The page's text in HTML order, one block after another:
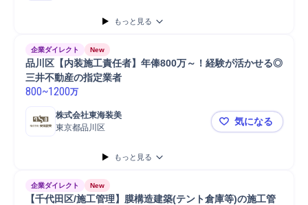
もっと見る
企業ダイレクト New
品川区【内装施工責任者】年俸800万～！経験が活かせる◎
三井不動産の指定業者
800~1200万
株式会社東海装美
東京都品川区
品川区【内
気になる
もっと見る
企業ダイレクト New
【千代田区/施工管理】膜構造建築(テント倉庫等)の施工管